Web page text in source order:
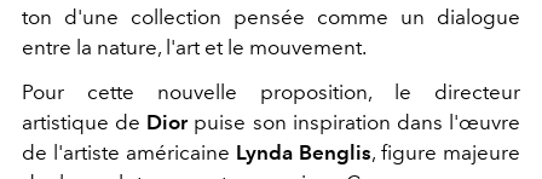
ton d'une collection pensée comme un dialogue
entre la nature, l'art et le mouvement.
Pour cette nouvelle proposition, le directeur
artistique de Diorpuise son inspiration dans l'œuvre
de l'artiste américaine Lynda Benglis, figure majeure